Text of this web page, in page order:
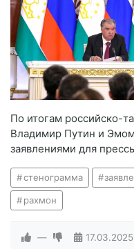
По итогам российско-
Владимир Путин и
заявлениями для
стенограмма
рахмон
— 17.03.2025